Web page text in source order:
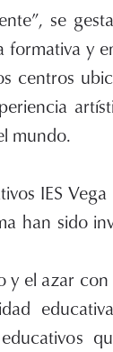
se
y
centros
mundo.
IES
han sido
y el azar